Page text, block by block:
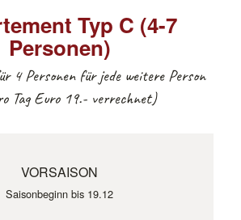
Typ C (4-7
Personen)
4 Personen für jede weitere Person
Tag Euro 19.- verrechnet)
VORSAISON
Saisonbeginn bis 19.12